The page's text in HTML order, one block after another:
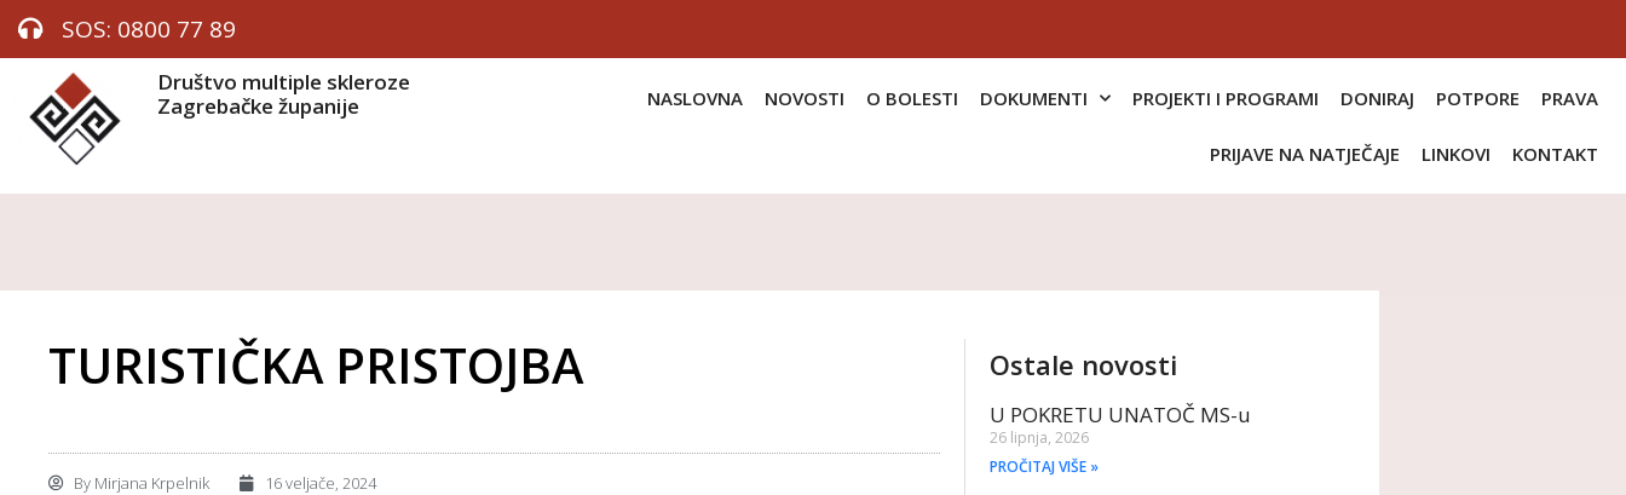
SOS: 0800 77 89
Društvo multiple skleroze
Zagrebačke županije
NASLOVNA NOVOSTI O BOLESTI DOKUMENTI PROJEKTI I PROGRAMI DONIRAJ POTPORE PRAVA
PRIJAVE NA NATJEČAJE LINKOVI KONTAKT
TURISTIČKA PRISTOJBA
By Mirjana Krpelnik 16 veljače, 2024
Ostale novosti
U POKRETU UNATOČ MS-u
26 lipnja, 2026
PROČITAJ VIŠE »